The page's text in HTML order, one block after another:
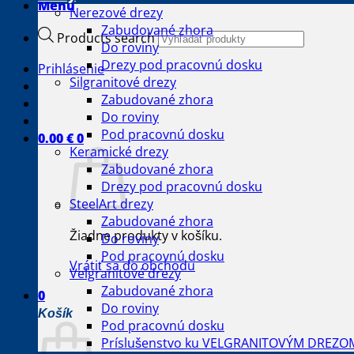
Menu
Products search
Prihlásenie
0.00€0
Žiadne produkty v košíku.
Vrátiť sa do obchodu
0
Košík
Nerezové drezy
Zabudované zhora
Do roviny
Drezy pod pracovnú dosku
Silgranitové drezy
Zabudované zhora
Do roviny
Pod pracovnú dosku
Keramické drezy
Zabudované zhora
Drezy pod pracovnú dosku
SteelArt drezy
Zabudované zhora
Do roviny
Pod pracovnú dosku
Velgranitové drezy
Zabudované zhora
Do roviny
Pod pracovnú dosku
Príslušenstvo ku VELGRANITOVÝM